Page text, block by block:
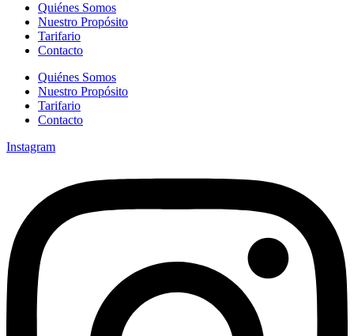
Quiénes Somos
Nuestro Propósito
Tarifario
Contacto
Quiénes Somos
Nuestro Propósito
Tarifario
Contacto
Instagram